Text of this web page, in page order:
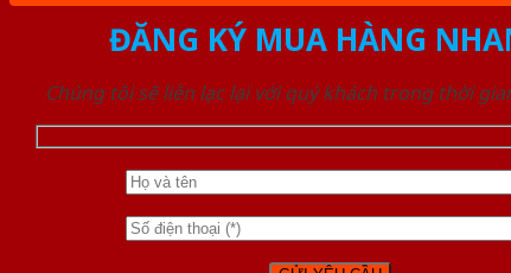
ĐĂNG KÝ MUA HÀNG
Chúng tôi sẽ liên lạc lại với quý khách trong thời